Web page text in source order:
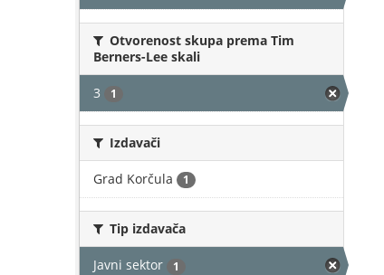
Otvorenost skupa prema Tim
Berners-Lee skali
3 1
Izdavači
Grad Korčula 1
Tip izdavača
Javni sektor 1